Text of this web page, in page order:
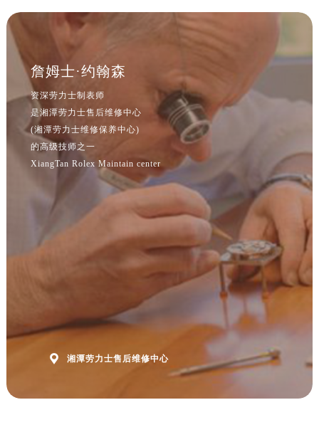
詹姆士·约翰森
资深劳力士制表师
是湘潭劳力士售后维修中心
(湘潭劳力士维修保养中心)
的高级技师之一
XiangTan Rolex Maintain center
 湘潭劳力士售后维修中心